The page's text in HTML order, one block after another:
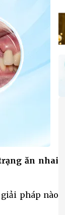
ăn nhai
pháp nào